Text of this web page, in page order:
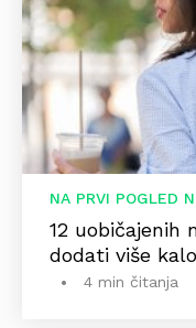
NA PRVI POGLED
12 uobičajenih
dodati više
4 min čitanja